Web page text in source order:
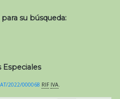
su búsqueda:
2022/000068 RIF IVA.